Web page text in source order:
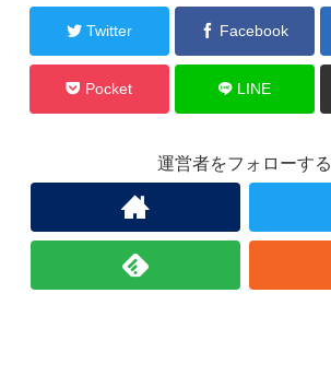
Twitter Facebook
Pocket LINE
運営者をフォローする